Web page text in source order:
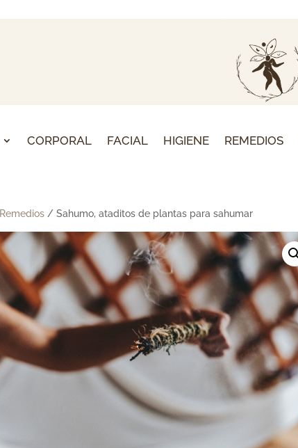
CORPORAL FACIAL HIGIENE REMEDIOS
Remedios / Sahumo, ataditos de plantas para sahumar